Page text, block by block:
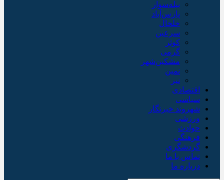
بیله‌سوار
پارس‌آباد
خلخال
سرعین
کوثر
گرمی
مشکین‌شهر
نمین
نیر
اقتصادی
سیاسی
شهروند خبرنگار
ورزشی
حوادث
فرهنگی
گردشگری
تماس با ما
درباره ما